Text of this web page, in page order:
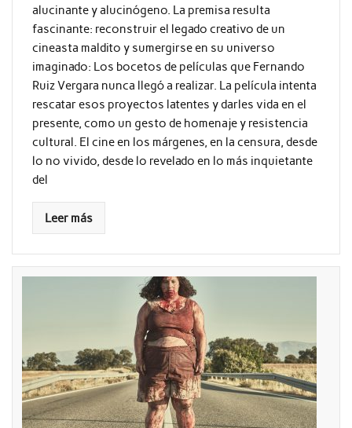
alucinante y alucinógeno. La premisa resulta
fascinante: reconstruir el legado creativo de un
cineasta maldito y sumergirse en su universo
imaginado: Los bocetos de películas que Fernando
Ruiz Vergara nunca llegó a realizar. La película intenta
rescatar esos proyectos latentes y darles vida en el
presente, como un gesto de homenaje y resistencia
cultural. El cine en los márgenes, en la censura, desde
lo no vivido, desde lo revelado en lo más inquietante
del
Leer más